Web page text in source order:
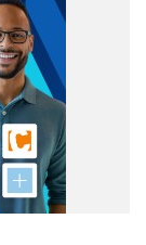
Soosars
bedacht.